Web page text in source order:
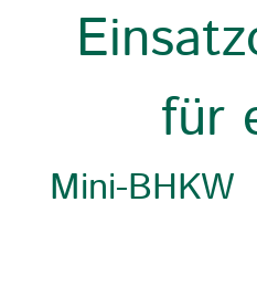
für
Mini-BHKW